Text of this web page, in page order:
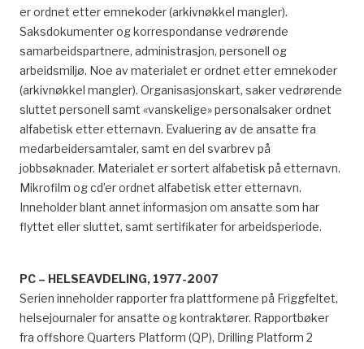
er ordnet etter emnekoder (arkivnøkkel mangler).
Saksdokumenter og korrespondanse vedrørende
samarbeidspartnere, administrasjon, personell og
arbeidsmiljø. Noe av materialet er ordnet etter emnekoder
(arkivnøkkel mangler). Organisasjonskart, saker vedrørende
sluttet personell samt «vanskelige» personalsaker ordnet
alfabetisk etter etternavn. Evaluering av de ansatte fra
medarbeidersamtaler, samt en del svarbrev på
jobbsøknader. Materialet er sortert alfabetisk på etternavn.
Mikrofilm og cd’er ordnet alfabetisk etter etternavn.
Inneholder blant annet informasjon om ansatte som har
flyttet eller sluttet, samt sertifikater for arbeidsperiode.
PC – HELSEAVDELING, 1977-2007
Serien inneholder rapporter fra plattformene på Friggfeltet,
helsejournaler for ansatte og kontraktører. Rapportbøker
fra offshore Quarters Platform (QP), Drilling Platform 2